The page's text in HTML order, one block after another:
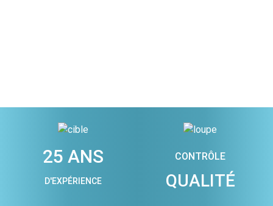
25 ANS
D'EXPÉRIENCE
CONTRÔLE
QUALITÉ